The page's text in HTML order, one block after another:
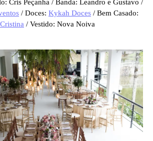
/ Doces: Kykah Doces / Bem Casado:
/ Vestido: Nova Noiva